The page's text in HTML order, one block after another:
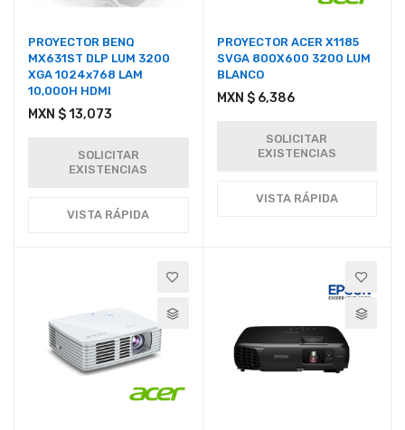
PROYECTOR BENQ
MX631ST DLP LUM 3200
XGA 1024x768 LAM
10,000H HDMI
MXN $ 13,073
SOLICITAR
EXISTENCIAS
VISTA RÁPIDA
PROYECTOR ACER X1185
SVGA 800X600 3200 LUM
BLANCO
MXN $ 6,386
SOLICITAR
EXISTENCIAS
VISTA RÁPIDA